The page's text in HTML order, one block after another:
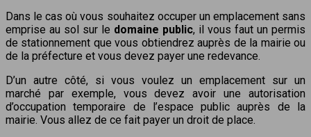
Dans le cas où vous souhaitez occuper un emplacement sans
emprise au sol sur le domaine public, il vous faut un permis
de stationnement que vous obtiendrez auprès de la mairie ou
de la préfecture et vous devez payer une redevance.
D’un autre côté, si vous voulez un emplacement sur un
marché par exemple, vous devez avoir une autorisation
d’occupation temporaire de l’espace public auprès de la
mairie. Vous allez de ce fait payer un droit de place.